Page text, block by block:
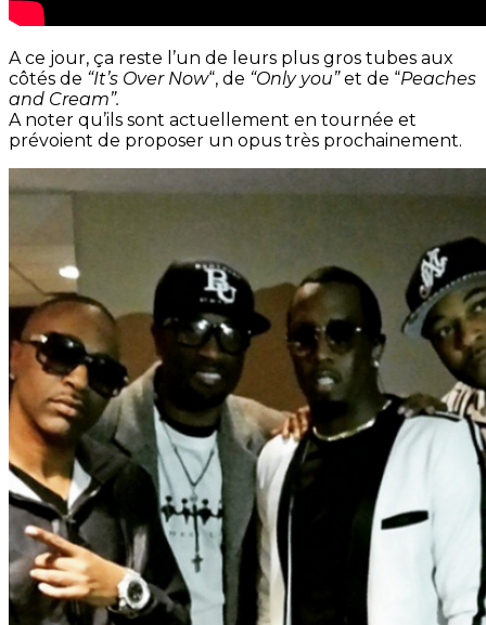
A ce jour, ça reste l’un de leurs plus gros tubes aux
côtés de “It’s Over Now“, de “Only you”et de “Peaches
and Cream”.
A noter qu’ils sont actuellement en tournée et
prévoient de proposer un opus très prochainement.